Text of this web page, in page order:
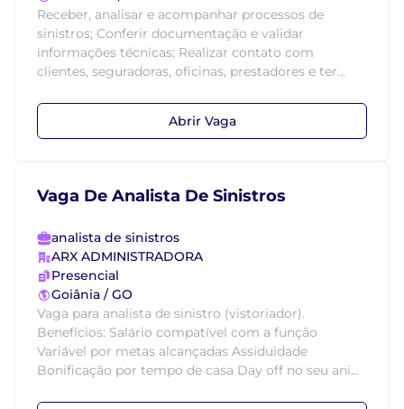
Receber, analisar e acompanhar processos de
sinistros; Conferir documentação e validar
informações técnicas; Realizar contato com
clientes, seguradoras, oficinas, prestadores e ter...
Abrir Vaga
Vaga De Analista De Sinistros
analista de sinistros
ARX ADMINISTRADORA
Presencial
Goiânia / GO
Vaga para analista de sinistro (vistoriador).
Benefícios: Salário compatível com a função
Variável por metas alcançadas Assiduidade
Bonificação por tempo de casa Day off no seu ani...